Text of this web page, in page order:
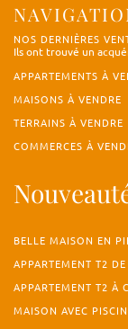
NOS DERNIÈRES
Ils ont trouvé un
APPARTEMENTS À
MAISONS À VENDRE
TERRAINS À VENDRE
COMMERCES À
BELLE MAISON EN
APPARTEMENT T2
APPARTEMENT T2 À
MAISON AVEC